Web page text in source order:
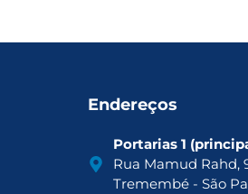
Endereços
Portarias 1
Rua Mamud Rahd,
Tremembé - São